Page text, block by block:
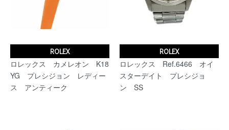
ROLEX
ロレックス カメレオン K18
YG プレシジョン レディー
ス アンティーク
ROLEX
ロレックス Ref.6466 オイ
スターデイト プレシジョ
ン SS